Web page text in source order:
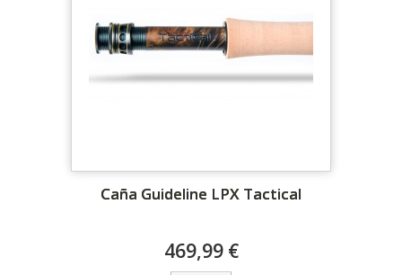
Caña Guideline LPX Tactical
469,99 €